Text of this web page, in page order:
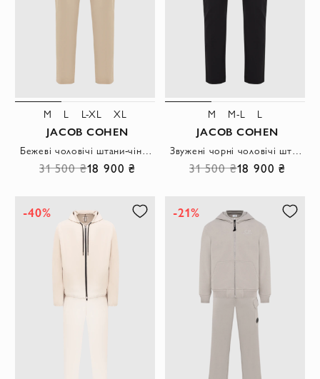
M L L-XL XL
JACOB COHEN
31 500 ₴18 900 ₴
M M-L L
JACOB COHEN
31 500 ₴18 900 ₴
-40% -21%